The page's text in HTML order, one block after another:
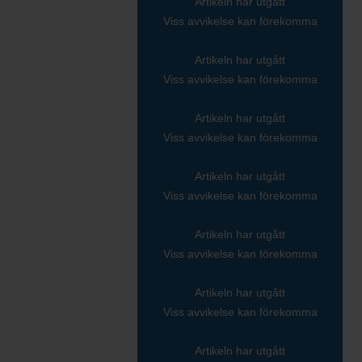
Viss avvikelse kan förekomma
Artikeln har utgått
Viss avvikelse kan förekomma
Artikeln har utgått
Viss avvikelse kan förekomma
Artikeln har utgått
Viss avvikelse kan förekomma
Artikeln har utgått
Viss avvikelse kan förekomma
Artikeln har utgått
Viss avvikelse kan förekomma
Artikeln har utgått